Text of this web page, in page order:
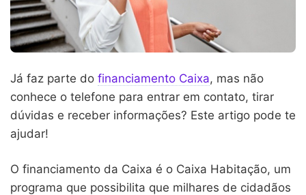
Já faz parte do financiamento Caixa, mas não
conhece o telefone para entrar em contato, tirar
dúvidas e receber informações? Este artigo pode te
ajudar!
O financiamento da Caixa é o Caixa Habitação, um
programa que possibilita que milhares de cidadãos